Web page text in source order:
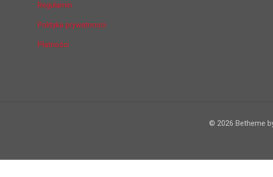
Regulamin
Polityka prywatnosci
Płatności
© 2026 Betheme